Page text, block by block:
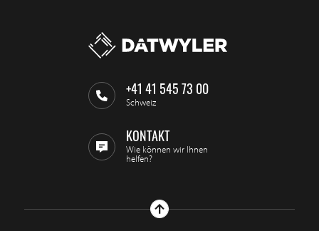
+41 41 545 73 00
Schweiz
KONTAKT
Wie können wir Ihnen
helfen?